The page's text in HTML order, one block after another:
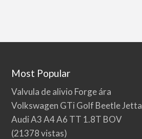
Most Popular
Valvula de alivio Forge ára
Volkswagen GTi Golf Beetle Jetta
Audi A3 A4 A6 TT 1.8T BOV
(21378 vistas)